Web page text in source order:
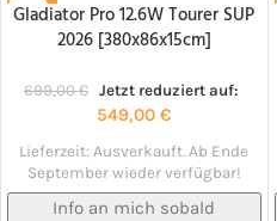
-21%
NACHBESTELLT!
Gladiator Pro 12.6W Tourer SUP
2026 [380x86x15cm]
699,00€ Jetzt reduziert auf:
549,00€
Lieferzeit: Ausverkauft. Ab Ende
September wieder verfügbar!
Info an mich sobald